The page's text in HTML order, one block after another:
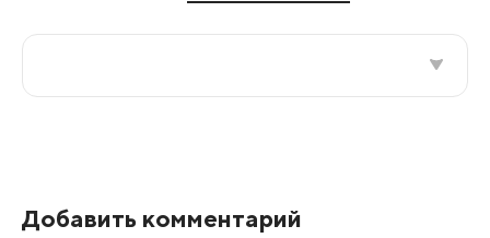
Добавить комментарий